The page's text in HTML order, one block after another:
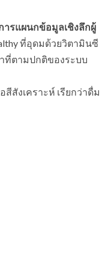
ารแผนกข้อมูลเชิงลึกผู้
ที่อุดมด้วยวิตามินซี
ที่ตามปกติของระบบ
สังเคราะห์ เรียกว่าดื่ม